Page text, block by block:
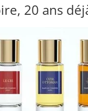
20 ans